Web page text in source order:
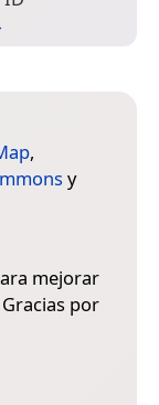
,
y
mejorar
por